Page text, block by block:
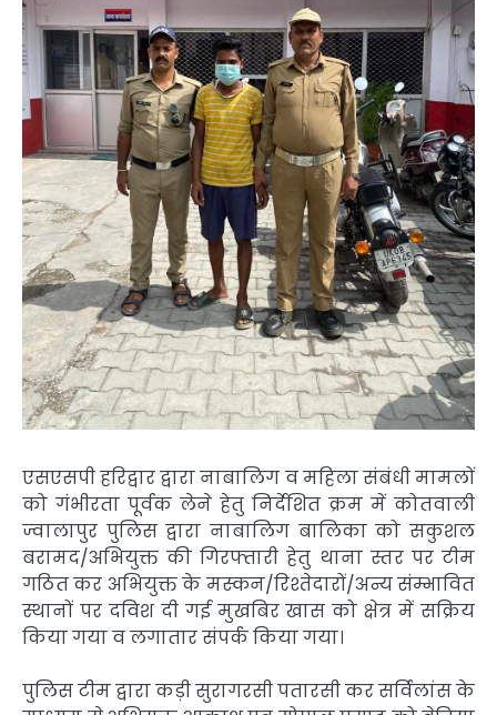
एसएसपी हरिद्वार द्वारा नाबालिग व महिला संबंधी मामलों
को गंभीरता पूर्वक लेने हेतु निर्देशित क्रम में कोतवाली
ज्वालापुर पुलिस द्वारा नाबालिग बालिका को सकुशल
बरामद/अभियुक्त की गिरफ्तारी हेतु थाना स्तर पर टीम
गठित कर अभियुक्त के मस्कन/रिश्तेदारों/अन्य संम्भावित
स्थानों पर दविश दी गई मुखबिर खास को क्षेत्र में सक्रिय
किया गया व लगातार संपर्क किया गया।
पुलिस टीम द्वारा कड़ी सुरागरसी पतारसी कर सर्विलांस के